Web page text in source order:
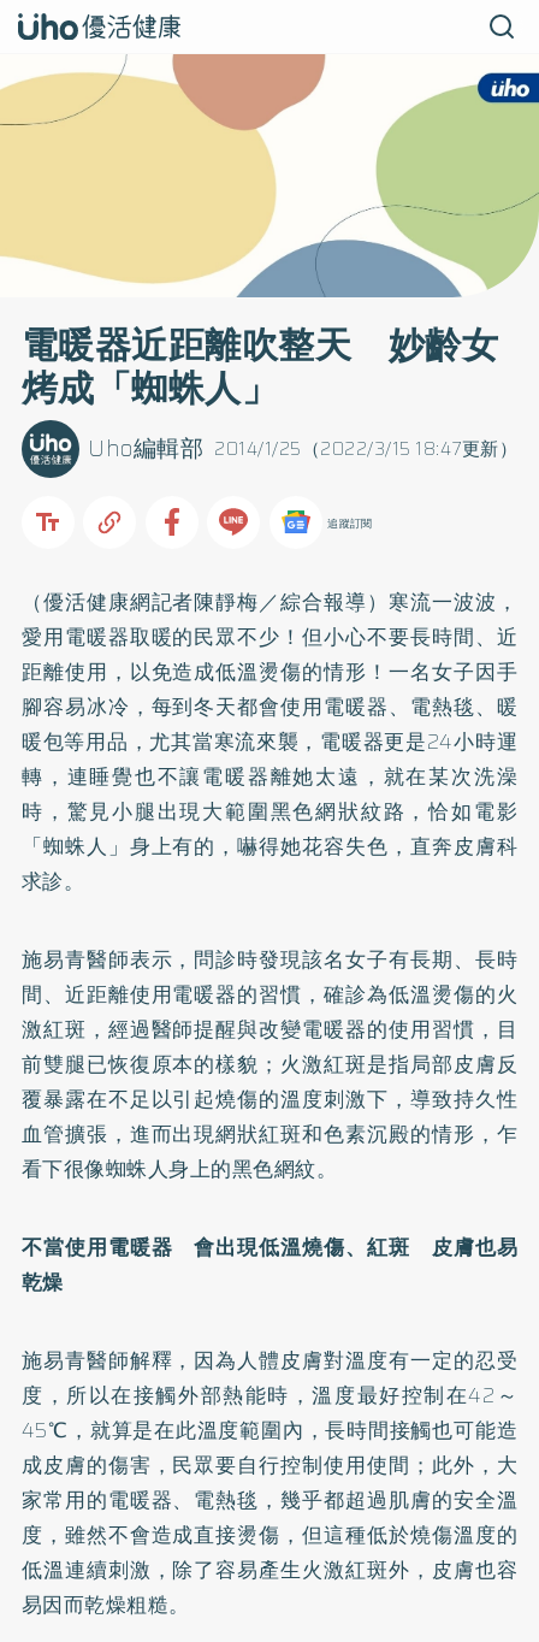
電暖器近距離吹整天 妙齡女
烤成「蜘蛛人」
2014/1/25（2022/3/15 18:47更新）
Uho編輯部
追蹤訂閱
（優活健康網記者陳靜梅／綜合報導）寒流一波波，
愛用電暖器取暖的民眾不少！但小心不要長時間、近
距離使用，以免造成低溫燙傷的情形！一名女子因手
腳容易冰冷，每到冬天都會使用電暖器、電熱毯、暖
暖包等用品，尤其當寒流來襲，電暖器更是24小時運
轉，連睡覺也不讓電暖器離她太遠，就在某次洗澡
時，驚見小腿出現大範圍黑色網狀紋路，恰如電影
「蜘蛛人」身上有的，嚇得她花容失色，直奔皮膚科
求診。
施易青醫師表示，問診時發現該名女子有長期、長時
間、近距離使用電暖器的習慣，確診為低溫燙傷的火
激紅斑，經過醫師提醒與改變電暖器的使用習慣，目
前雙腿已恢復原本的樣貌；火激紅斑是指局部皮膚反
覆暴露在不足以引起燒傷的溫度刺激下，導致持久性
血管擴張，進而出現網狀紅斑和色素沉殿的情形，乍
看下很像蜘蛛人身上的黑色網紋。
不當使用電暖器 會出現低溫燒傷、紅斑 皮膚也易
乾燥
施易青醫師解釋，因為人體皮膚對溫度有一定的忍受
度，所以在接觸外部熱能時，溫度最好控制在42～
45℃，就算是在此溫度範圍內，長時間接觸也可能造
成皮膚的傷害，民眾要自行控制使用使間；此外，大
家常用的電暖器、電熱毯，幾乎都超過肌膚的安全溫
度，雖然不會造成直接燙傷，但這種低於燒傷溫度的
低溫連續刺激，除了容易產生火激紅斑外，皮膚也容
易因而乾燥粗糙。